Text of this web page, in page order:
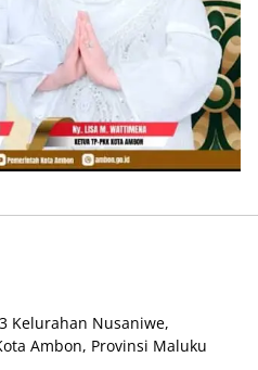
Kelurahan Nusaniwe,
Ambon, Provinsi Maluku